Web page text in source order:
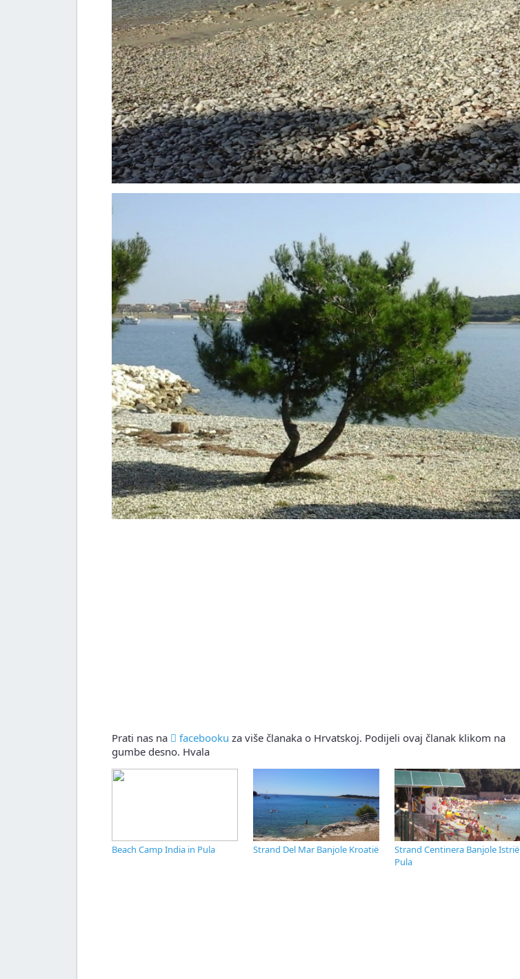
Prati nas na facebooku za više članaka o Hrvatskoj. Podijeli ovaj članak klikom na
gumbe desno. Hvala
Beach Camp India in Pula Strand Del Mar Banjole Kroatië
Strand Centinera Banjole Istrië
Pula